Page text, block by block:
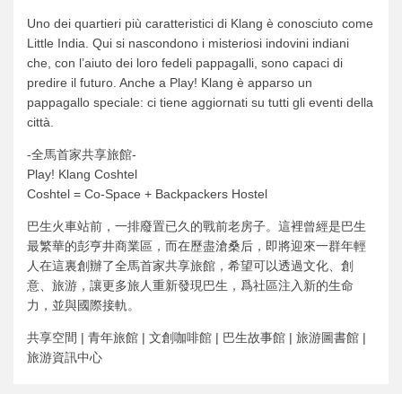
Uno dei quartieri più caratteristici di Klang è conosciuto come
Little India. Qui si nascondono i misteriosi indovini indiani
che, con l’aiuto dei loro fedeli pappagalli, sono capaci di
predire il futuro. Anche a Play! Klang è apparso un
pappagallo speciale: ci tiene aggiornati su tutti gli eventi della
città.
-全馬首家共享旅館-
Play! Klang Coshtel
Coshtel = Co-Space + Backpackers Hostel
巴生火車站前，一排廢置已久的戰前老房子。這裡曾經是巴生
最繁華的彭亨井商業區，而在歷盡滄桑后，即將迎來一群年輕
人在這裏創辦了全馬首家共享旅館，希望可以透過文化、創
意、旅游，讓更多旅人重新發現巴生，爲社區注入新的生命
力，並與國際接軌。
共享空間 | 青年旅館 | 文創咖啡館 | 巴生故事館 | 旅游圖書館 |
旅游資訊中心